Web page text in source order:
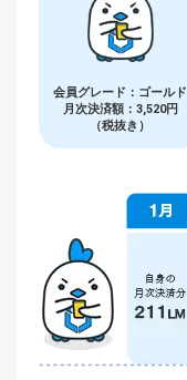
会員グレード：ゴールド
月次決済額：3,520円
（税抜き）